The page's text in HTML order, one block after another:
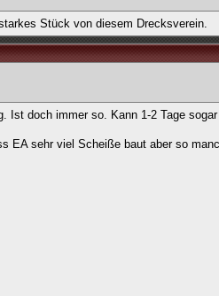
Stück von diesem Drecksverein.
Ist doch immer so. Kann 1-2 Tage sogar
EA sehr viel Scheiße baut aber so